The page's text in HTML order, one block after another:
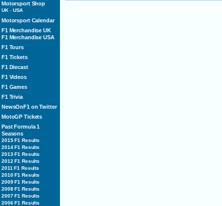
Motorsport Shop
UK- USA
Motorsport Calendar
F1 Merchandise UK
F1 Merchandise USA
F1 Tours
F1 Tickets
F1 Diecast
F1 Videos
F1 Games
F1 Trivia
NewsOnF1 on Twitter
MotoGP Tickets
Past Formula 1
Seasons
2015 F1 Results
2014 F1 Results
2013 F1 Results
2012 F1 Results
2011 F1 Results
2010 F1 Results
2009 F1 Results
2008 F1 Results
2007 F1 Results
2006 F1 Results